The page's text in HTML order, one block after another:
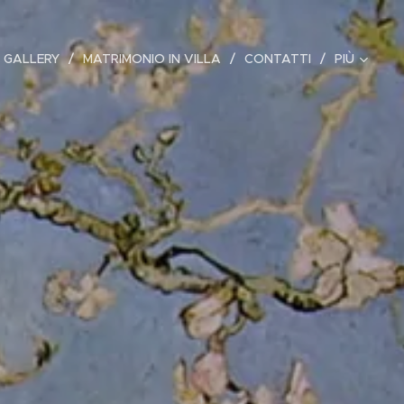
MATRIMONIO IN VILLA CONTATTI PIÙ